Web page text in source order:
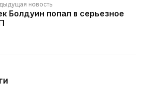
новость
Болдуин попал в серьезное